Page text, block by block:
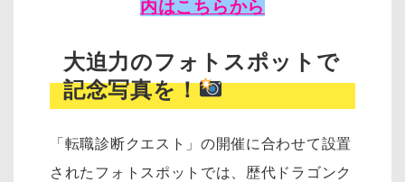
内はこちらから
大迫力のフォトスポットで
記念写真を！
「転職診断クエスト」の開催に合わせて設置
されたフォトスポットでは、歴代ドラゴンク